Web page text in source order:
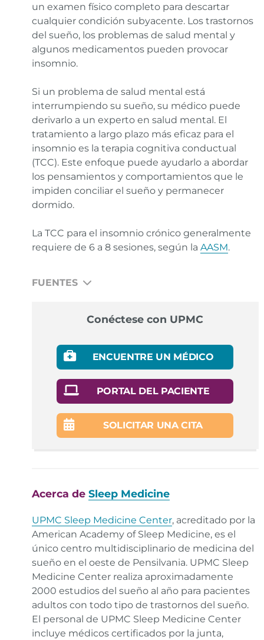
un examen físico completo para descartar
cualquier condición subyacente. Los trastornos
del sueño, los problemas de salud mental y
algunos medicamentos pueden provocar
insomnio.
Si un problema de salud mental está
interrumpiendo su sueño, su médico puede
derivarlo a un experto en salud mental. El
tratamiento a largo plazo más eficaz para el
insomnio es la terapia cognitiva conductual
(TCC). Este enfoque puede ayudarlo a abordar
los pensamientos y comportamientos que le
impiden conciliar el sueño y permanecer
dormido.
La TCC para el insomnio crónico generalmente
requiere de 6 a 8 sesiones, según la AASM.
FUENTES
How Does Sleep Affect Your Heart Health? Centers
for Disease Control and Prevention. Enlace
Key Sleep Disorders. Centers for Disease Control and
Prevention.
Enlace
Tips for Better Sleep. Centers for Disease Control
and Prevention.Enlace
Healthy Sleep Habits. American Academy of Sleep
Medicine.Enlace
Medicine.Enlace
Conéctese con UPMC
ENCUENTRE UN MÉDICO
PORTAL DEL PACIENTE
SOLICITAR UNA CITA
Acerca de Sleep Medicine
UPMC Sleep Medicine Center, acreditado por la
American Academy of Sleep Medicine, es el
único centro multidisciplinario de medicina del
sueño en el oeste de Pensilvania. UPMC Sleep
Medicine Center realiza aproximadamente
2000 estudios del sueño al año para pacientes
adultos con todo tipo de trastornos del sueño.
El personal de UPMC Sleep Medicine Center
incluye médicos certificados por la junta,